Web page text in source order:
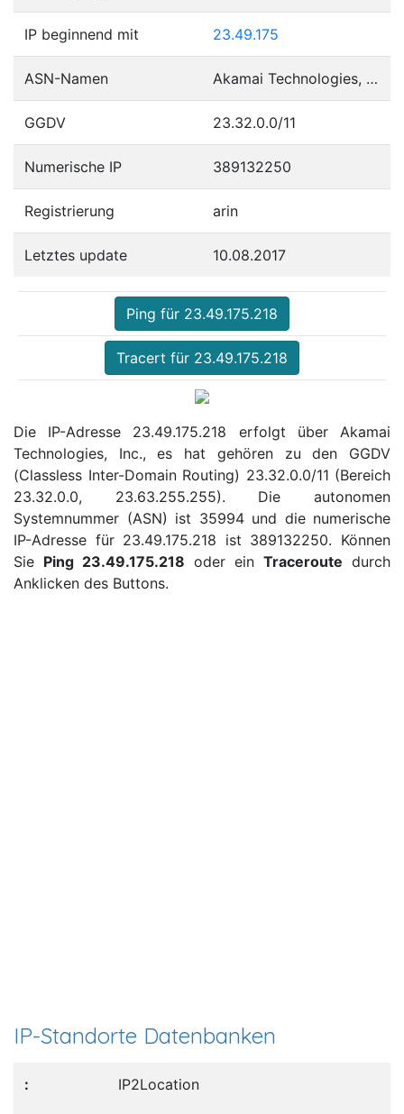
IP beginnend mit 23.49.175
ASN-Namen Akamai Technologies, Inc.
GGDV 23.32.0.0/11
Numerische IP 389132250
Registrierung arin
Letztes update 10.08.2017
Ping für 23.49.175.218
Tracert für 23.49.175.218
Die IP-Adresse 23.49.175.218 erfolgt über Akamai
Technologies, Inc., es hat gehören zu den GGDV
(Classless Inter-Domain Routing) 23.32.0.0/11 (Bereich
23.32.0.0, 23.63.255.255). Die autonomen
Systemnummer (ASN) ist 35994 und die numerische
IP-Adresse für 23.49.175.218 ist 389132250. Können
Sie Ping 23.49.175.218 oder ein Traceroute durch
Anklicken des Buttons.
IP-Standorte Datenbanken
IP2Location